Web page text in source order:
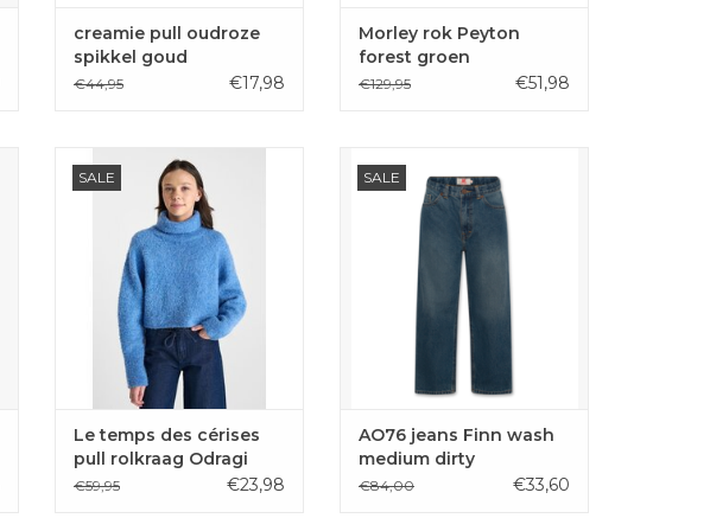
creamie pull oudroze
spikkel goud
€44,95 €17,98
Morley rok Peyton
forest groen
€129,95 €51,98
SALE
De Odragi van Le Temps des
Cérises is een korte wijde pull
met rolkraag in een hele zachte
stof.
TOEVOEGEN AAN
WINKELWAGEN
Le temps des cérises
pull rolkraag Odragi
blue
€59,95 €23,98
SALE
jeansbroek van AO76 in een
medium jeanskleur.
TOEVOEGEN AAN
WINKELWAGEN
AO76 jeans Finn wash
medium dirty
€84,00 €33,60